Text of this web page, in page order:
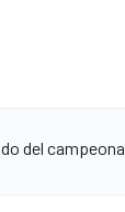
del